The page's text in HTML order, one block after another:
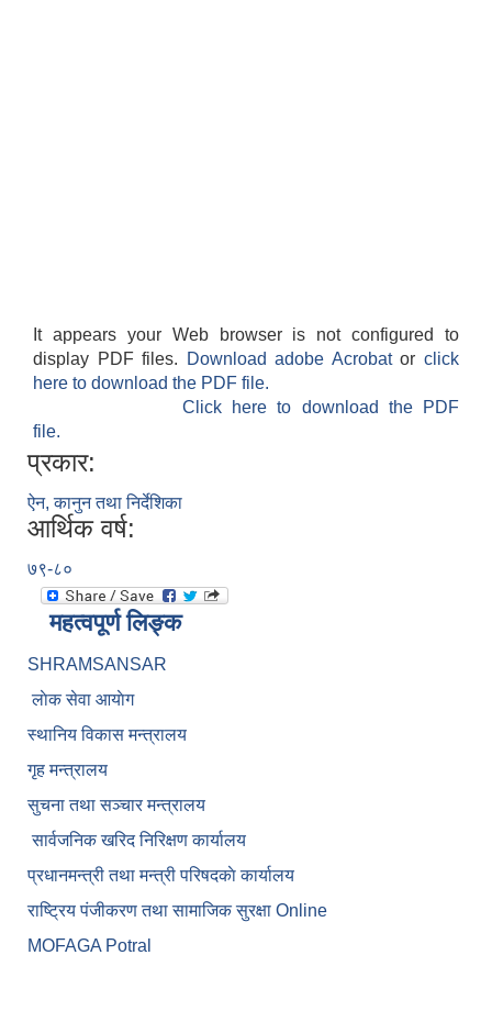
It appears your Web browser is not configured to
display PDF files.
Download adobe Acrobatorclick
here to download the PDF file.
Click here to download the PDF
file.
प्रकार:
ऐन, कानुन तथा निर्देशिका
आर्थिक वर्ष:
७९-८०
महत्वपूर्ण लिङ्क
SHRAMSANSAR
लाेक सेवा आयाेग
स्थानिय विकास मन्त्रालय
गृह मन्त्रालय
सुचना तथा सञ्चार मन्त्रालय
सार्वजनिक खरिद निरिक्षण कार्यालय
प्रधानमन्त्री तथा मन्त्री परिषदकाे कार्यालय
राष्ट्रिय पंजीकरण तथा सामाजिक सुरक्षा Online
MOFAGA Potral